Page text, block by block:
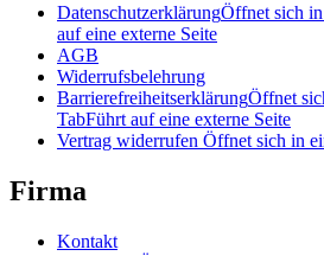
DatenschutzerklärungÖffnet sich
auf eine externe Seite
AGB
Widerrufsbelehrung
BarrierefreiheitserklärungÖffnet
TabFührt auf eine externe Seite
Vertrag widerrufen Öffnet sich in
Firma
Kontakt